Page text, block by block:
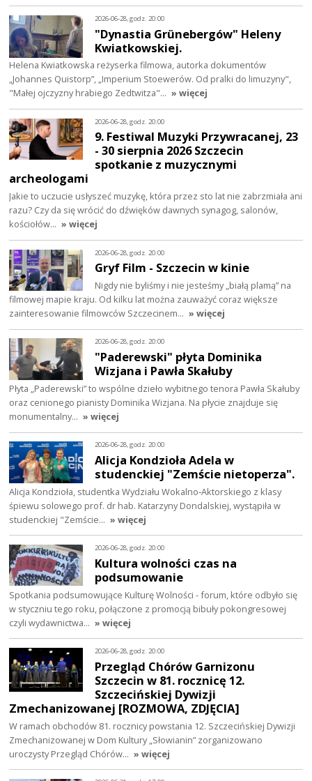
2026-06-28, godz. 20:00
"Dynastia Grünebergów" Heleny
Kwiatkowskiej.
Helena Kwiatkowska reżyserka filmowa, autorka dokumentów
„Johannes Quistorp”, „Imperium Stoewerów. Od pralki do limuzyny",
"Małej ojczyzny hrabiego Zedtwitza"… » więcej
2026-06-28, godz. 20:00
9. Festiwal Muzyki Przywracanej, 23
- 30 sierpnia 2026 Szczecin
spotkanie z muzycznymi
archeologami
Jakie to uczucie usłyszeć muzykę, która przez sto lat nie zabrzmiała ani
razu? Czy da się wrócić do dźwięków dawnych synagog, salonów,
kościołów… » więcej
2026-06-28, godz. 20:00
Gryf Film - Szczecin w kinie
Nigdy nie byliśmy i nie jesteśmy „białą plamą” na
filmowej mapie kraju. Od kilku lat można zauważyć coraz większe
zainteresowanie filmowców Szczecinem… » więcej
2026-06-28, godz. 20:00
"Paderewski" płyta Dominika
Wizjana i Pawła Skałuby
Płyta „Paderewski” to wspólne dzieło wybitnego tenora Pawła Skałuby
oraz cenionego pianisty Dominika Wizjana. Na płycie znajduje się
monumentalny… » więcej
2026-06-28, godz. 20:00
Alicja Kondzioła Adela w
studenckiej "Zemście nietoperza".
Alicja Kondzioła, studentka Wydziału Wokalno‑Aktorskiego z klasy
śpiewu solowego prof. dr hab. Katarzyny Dondalskiej, wystąpiła w
studenckiej "Zemście… » więcej
2026-06-28, godz. 20:00
Kultura wolności czas na
podsumowanie
Spotkania podsumowujące Kulturę Wolności - forum, które odbyło się
w styczniu tego roku, połączone z promocją bibuły pokongresowej
czyli wydawnictwa… » więcej
2026-06-28, godz. 20:00
Przegląd Chórów Garnizonu
Szczecin w 81. rocznicę 12.
Szczecińskiej Dywizji
Zmechanizowanej [ROZMOWA, ZDJĘCIA]
W ramach obchodów 81. rocznicy powstania 12. Szczecińskiej Dywizji
Zmechanizowanej w Dom Kultury „Słowianin” zorganizowano
uroczysty Przegląd Chórów… » więcej